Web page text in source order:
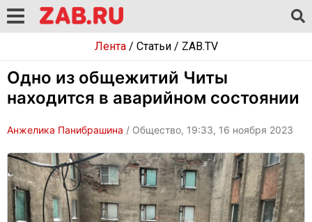
Лента/ Статьи/ ZAB.TV
Одно из общежитий Читы
находится в аварийном состоянии
Анжелика Панибрашина / Общество, 19:33, 16 ноября 2023